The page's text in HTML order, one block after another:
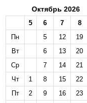
Октябрь 2026
5 6 7
8
Пн
5 12
19
Вт
6 13
20
Ср
7 14
21
Чт
1 8 15
22
Пт
2 9 16
23